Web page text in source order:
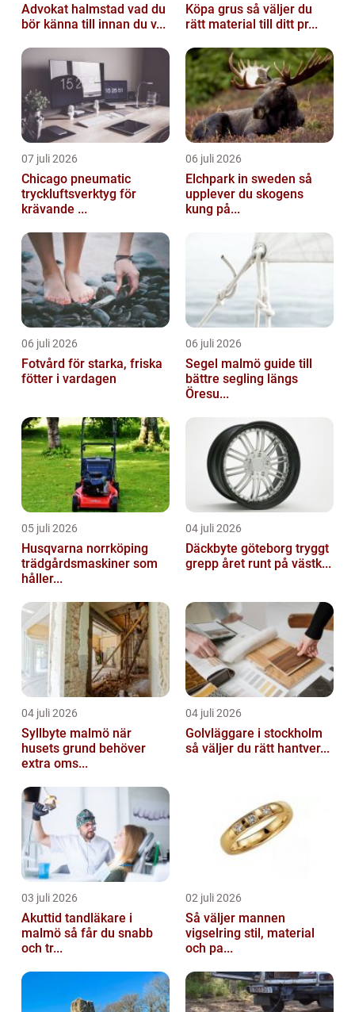
Advokat halmstad vad du
bör känna till innan du v...
Köpa grus så väljer du
rätt material till ditt pr...
07 juli 2026
Chicago pneumatic
tryckluftsverktyg för
krävande ...
06 juli 2026
Elchpark in sweden så
upplever du skogens
kung på...
06 juli 2026
Fotvård för starka, friska
fötter i vardagen
06 juli 2026
Segel malmö guide till
bättre segling längs
Öresu...
05 juli 2026
Husqvarna norrköping
trädgårdsmaskiner som
håller...
04 juli 2026
Däckbyte göteborg tryggt
grepp året runt på västk...
04 juli 2026
Syllbyte malmö när
husets grund behöver
extra oms...
04 juli 2026
Golvläggare i stockholm
så väljer du rätt hantver...
03 juli 2026
Akuttid tandläkare i
malmö så får du snabb
och tr...
02 juli 2026
Så väljer mannen
vigselring stil, material
och pa...